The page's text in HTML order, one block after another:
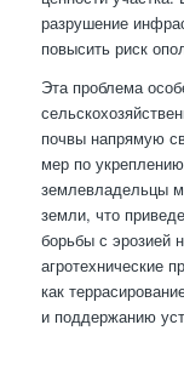
разрушение
повысить риск
Эта проблема
почвы напрямую
мер по
землевладельцы
земли, что
борьбы с эрозией
агротехнические
как
и поддержанию